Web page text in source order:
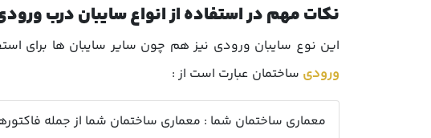
نکات مهم در استفاده از انواع سایبان درب
این نوع سایبان ورودی نیز هم چون سایر سایبان ها برای
ورودی ساختمان عبارت است از :
معماری ساختمان شما : معماری ساختمان شما از جمله